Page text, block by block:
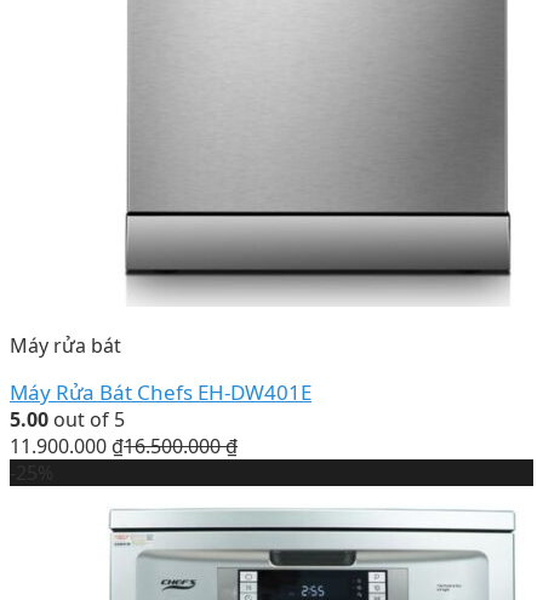
Máy rửa bát
Máy Rửa Bát Chefs EH-DW401E
5.00 out of 5
11.900.000 ₫16.500.000₫